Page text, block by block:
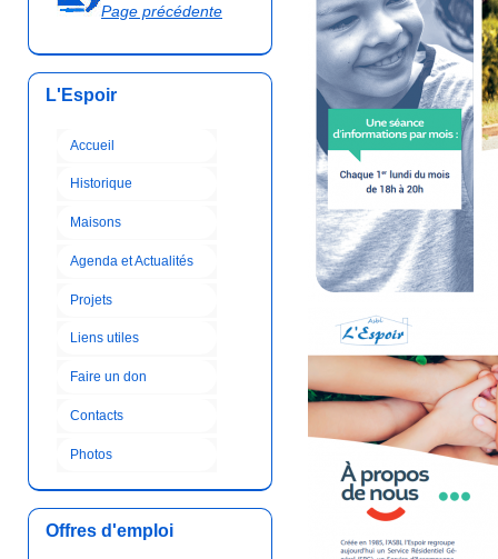
Page précédente
L'Espoir
Accueil
Historique
Maisons
Agenda et Actualités
Projets
Liens utiles
Faire un don
Contacts
Photos
Offres d'emploi